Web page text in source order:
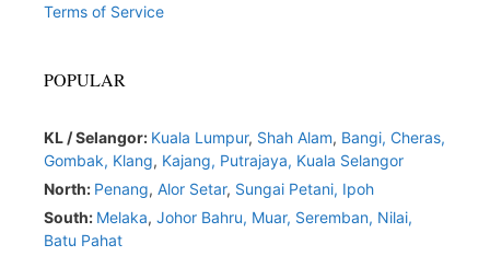
Terms of Service
POPULAR
KL / Selangor: Kuala Lumpur, Shah Alam, Bangi, Cheras,
Gombak, Klang, Kajang, Putrajaya, Kuala Selangor
North: Penang, Alor Setar, Sungai Petani, Ipoh
South: Melaka, Johor Bahru, Muar, Seremban, Nilai,
Batu Pahat